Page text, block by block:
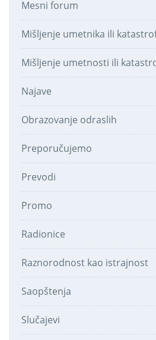
Mesni forum
Mišljenje umetnika ili
Mišljenje umetnosti ili
Najave
Obrazovanje odraslih
Preporučujemo
Prevodi
Promo
Radionice
Raznorodnost kao istrajnost
Saopštenja
Slučajevi